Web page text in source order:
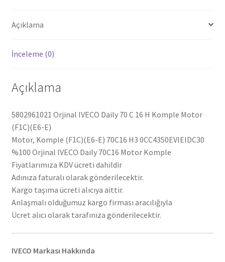
Motor
adet
Açıklama
İnceleme (0)
Açıklama
5802961021 Orjinal IVECO Daily 70 C 16 H Komple Motor
(F1C)(E6-E)
Motor, Komple (F1C)(E6-E) 70C16 H3 0CC4350EVIEIDC30
%100 Orjinal IVECO Daily 70C16 Motor Komple
Fiyatlarımıza KDV ücreti dahildir
Adınıza faturalı olarak gönderilecektir.
Kargo taşıma ücreti alıcıya aittir.
Anlaşmalı olduğumuz kargo firması aracılığıyla
Ücret alıcı olarak tarafınıza gönderilecektir.
IVECO Markası Hakkında